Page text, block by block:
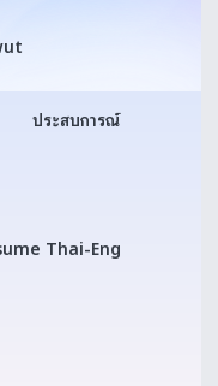
ประสบการณ์
Thai-Eng